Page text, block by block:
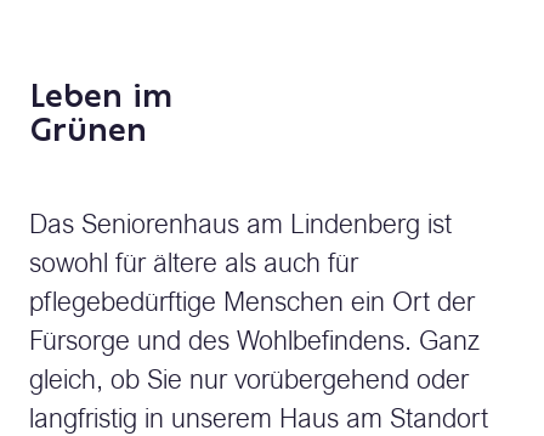
Leben im
Grünen
Das Seniorenhaus am Lindenberg ist
sowohl für ältere als auch für
pflegebedürftige Menschen ein Ort der
Fürsorge und des Wohlbefindens. Ganz
gleich, ob Sie nur vorübergehend oder
langfristig in unserem Haus am Standort